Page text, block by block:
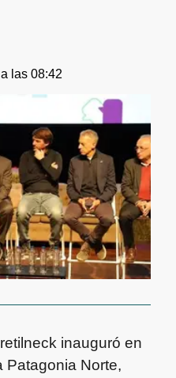
las 08:42
inauguró en
Patagonia Norte,